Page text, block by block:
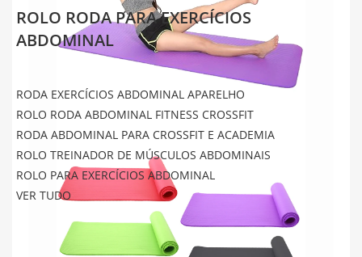
ROLO RODA PARA EXERCÍCIOS
ABDOMINAL
RODA EXERCÍCIOS ABDOMINAL APARELHO
ROLO RODA ABDOMINAL FITNESS CROSSFIT
RODA ABDOMINAL PARA CROSSFIT E ACADEMIA
ROLO TREINADOR DE MÚSCULOS ABDOMINAIS
ROLO PARA EXERCÍCIOS ABDOMINAL
VER TUDO